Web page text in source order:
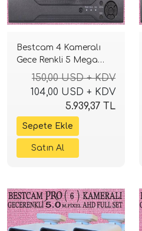
Bestcam 4 Kameralı
Gece Renkli 5 Mega
Piksel Sony Lensli 4K
Güvenlik Sistemi
150,00 USD + KDV
104,00 USD + KDV
5.939,37 TL